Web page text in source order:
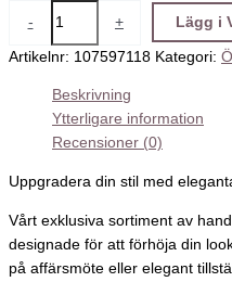
- + Lägg i
Artikelnr: 107597118 Kategori:
Beskrivning
Ytterligare information
Recensioner (0)
Uppgradera din stil med
Vårt exklusiva sortiment av
designade för att förhöja din
på affärsmöte eller elegant